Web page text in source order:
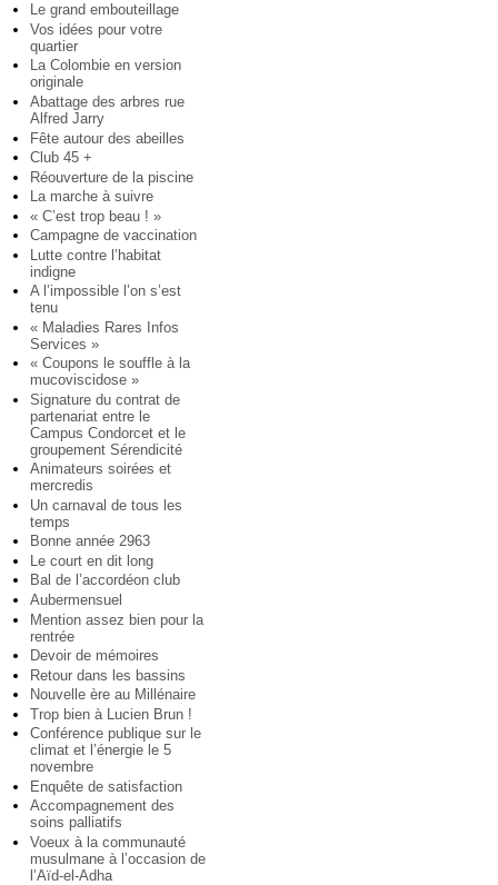
Le grand embouteillage
Vos idées pour votre
quartier
La Colombie en version
originale
Abattage des arbres rue
Alfred Jarry
Fête autour des abeilles
Club 45 +
Réouverture de la piscine
La marche à suivre
« C’est trop beau ! »
Campagne de vaccination
Lutte contre l’habitat
indigne
A l’impossible l’on s’est
tenu
« Maladies Rares Infos
Services »
« Coupons le souffle à la
mucoviscidose »
Signature du contrat de
partenariat entre le
Campus Condorcet et le
groupement Sérendicité
Animateurs soirées et
mercredis
Un carnaval de tous les
temps
Bonne année 2963
Le court en dit long
Bal de l’accordéon club
Aubermensuel
Mention assez bien pour la
rentrée
Devoir de mémoires
Retour dans les bassins
Nouvelle ère au Millénaire
Trop bien à Lucien Brun !
Conférence publique sur le
climat et l’énergie le 5
novembre
Enquête de satisfaction
Accompagnement des
soins palliatifs
Voeux à la communauté
musulmane à l’occasion de
l’Aïd-el-Adha